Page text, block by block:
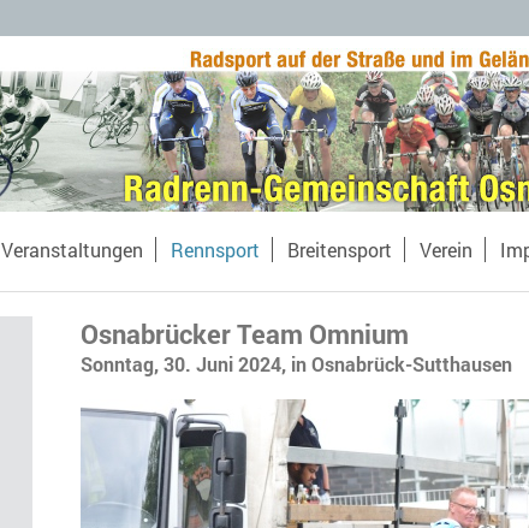
Veranstaltungen Rennsport Breitensport Verein
Osnabrücker Team Omnium
Sonntag, 30. Juni 2024, in Osnabrück-Sutthausen